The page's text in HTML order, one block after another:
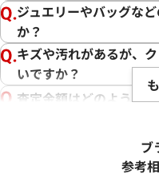
ジュエリーやバッグな
か？
キズや汚れがあるが、
いですか？
査定金額はどのように
売却するか悩んでいる
ブ
参考